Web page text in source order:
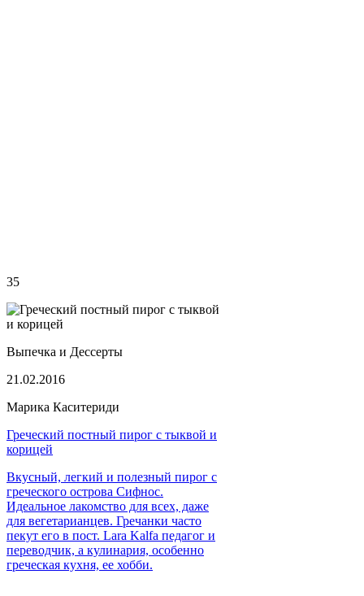
35
Выпечка и Дессерты
21.02.2016
Марика Каситериди
Греческий постный пирог с тыквой и
корицей
Вкусный, легкий и полезный пирог с
греческого острова Сифнос.
Идеальное лакомство для всех, даже
для вегетарианцев. Гречанки часто
пекут его в пост. Lara Kalfa педагог и
переводчик, а кулинария, особенно
греческая кухня, ее хобби.